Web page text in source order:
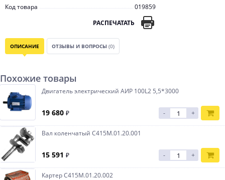
Код товара
019859
РАСПЕЧАТАТЬ
ОПИСАНИЕ ОТЗЫВЫ И ВОПРОСЫ (0)
Похожие товары
Двигатель электрический АИР 100L2 5,5*3000
19 680 ₽ - +
Вал коленчатый С415М.01.20.001
15 591 ₽ - +
Картер С415М.01.20.002